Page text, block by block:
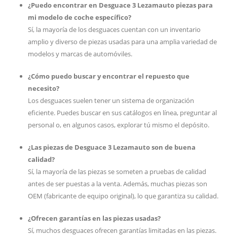
¿Puedo encontrar en Desguace 3 Lezamauto piezas para
mi modelo de coche específico?
Sí, la mayoría de los desguaces cuentan con un inventario
amplio y diverso de piezas usadas para una amplia variedad de
modelos y marcas de automóviles.
¿Cómo puedo buscar y encontrar el repuesto que
necesito?
Los desguaces suelen tener un sistema de organización
eficiente. Puedes buscar en sus catálogos en línea, preguntar al
personal o, en algunos casos, explorar tú mismo el depósito.
¿Las piezas de Desguace 3 Lezamauto son de buena
calidad?
Sí, la mayoría de las piezas se someten a pruebas de calidad
antes de ser puestas a la venta. Además, muchas piezas son
OEM (fabricante de equipo original), lo que garantiza su calidad.
¿Ofrecen garantías en las piezas usadas?
Sí, muchos desguaces ofrecen garantías limitadas en las piezas.